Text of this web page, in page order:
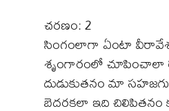
చరణం: 2
సింగంలాగా ఏంటా
శృంగారంలో
దుడుకుతనం మా
బెదరకలా ఇది చిలిపితనం